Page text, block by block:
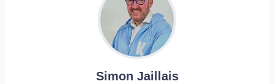
Simon Jaillais